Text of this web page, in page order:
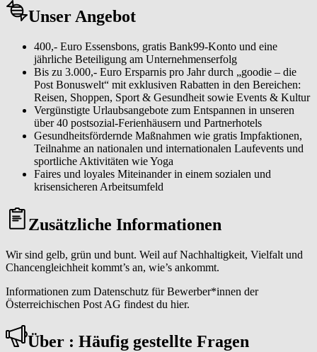
Unser Angebot
400,- Euro Essensbons, gratis Bank99-Konto und eine
jährliche Beteiligung am Unternehmenserfolg
Bis zu 3.000,- Euro Ersparnis pro Jahr durch „goodie – die
Post Bonuswelt“ mit exklusiven Rabatten in den Bereichen:
Reisen, Shoppen, Sport & Gesundheit sowie Events & Kultur
Vergünstigte Urlaubsangebote zum Entspannen in unseren
über 40 postsozial-Ferienhäusern und Partnerhotels
Gesundheitsfördernde Maßnahmen wie gratis Impfaktionen,
Teilnahme an nationalen und internationalen Laufevents und
sportliche Aktivitäten wie Yoga
Faires und loyales Miteinander in einem sozialen und
krisensicheren Arbeitsumfeld
Zusätzliche Informationen
Wir sind gelb, grün und bunt. Weil auf Nachhaltigkeit, Vielfalt und
Chancengleichheit kommt’s an, wie’s ankommt.
Informationen zum Datenschutz für Bewerber*innen der
Österreichischen Post AG findest du hier.
Über : Häufig gestellte Fragen